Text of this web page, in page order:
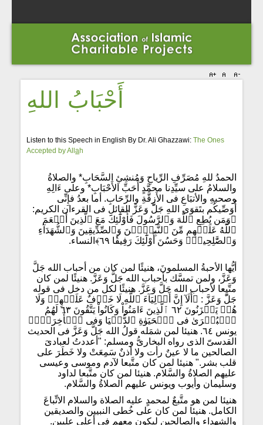
أَحْبَابُ اللهِ
Listen to this Speech in English By Dr. Ali Ghazzawi:The Ones
Accepted by Allah
الحمدُ للهِ مُصَرِّفِ الرِّياحِ وَمُنشِئِ السَّحَابِ* والصلاةُ
والسلامُ على سيِّدِنا محمَّدٍ أَحَبِّ الأَحْبَابِ* وعلى ءَالِهِ
وصحبهِ والأتبَاعِ فى الأَزِقَّةِ والرِّحَابِ. أما بعدُ فإِنِّى
أُوَصِّيكُم بتَقوَى اللهِ جَلَّ وَعَزَّ القائلِ فى القرءان الكريم:
﴿وَمَن يُطِعِ ٱللَّهَ وَٱلرَّسُولَ فَأُوْلَٰٓئِكَ مَعَ ٱلَّذِينَ أَنۡعَمَ
ٱللَّهُ عَلَيۡهِم مِّنَ ٱلنَّبِيِّۧنَ وَٱلصِّدِّيقِينَ وَٱلشُّهَدَآءِ
وَٱلصَّٰلِحِينَۚ وَحَسُنَ أُوْلَٰٓئِكَ رَفِيقٗا ٦٩﴾النساء.
أيُّها الأحبةُ المسلمونَ، هنيئًا لمن كان من أحباب الله جَلَّ
وَعَزَّ، ولمن تمسَّك بأحباب الله جَلَّ وَعَزَّ. هنيئًا لمن كان
متَّبِعا لأحباب الله جَلَّ وَعَزَّ. هنيئًا لكل من دخل فى قوله
جَلَّ وَعَزَّ : ﴿أَلَآ إِنَّ أَوۡلِيَآءَ ٱللَّهِ لَا خَوۡفٌ عَلَيۡهِمۡ وَلَا
هُمۡ يَحۡزَنُونَ ٦٢ ٱلَّذِينَ ءَامَنُواْ وَكَانُواْ يَتَّقُونَ ٦٣ لَهُمُ
ٱلۡبُشۡرَىٰ فى ٱلۡحَيَوٰةِ ٱلدُّنۡيَا وَفى ٱلۡأٓخِرَةِۚ﴾
يونس ٦٤. هنيئا لمن شمَله قولُ الله جَلَّ وَعَزَّ فى الحديث
القدسىّ الذى رواه البخارىُّ ومسلم: "أعددتُ لعبادىَ
الصالحين ما لا عينٌ رأت ولا أذنٌ سَمِعَتْ ولا خَطَرَ على
قلب بشر." هنيئا لمن كان متَّبعا لآدم وموسى وعيسى
عليهم الصلاةُ والسَّلام. هنيئا لمن كان متَّبعا لداود
وسليمان وأيوب ويونس عليهم الصلاةُ والسَّلام.
هنيئا لمن هو متَّبعٌ لمحمدٍ عليه الصلاة والسلام الاتِّباعَ
الكامل. هنيئا لمن كان على خُطى النبيين والصديقين
والشهداء والصالحين ليكون معهم فى أعلى عليين.